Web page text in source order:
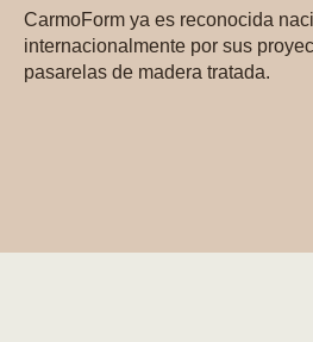
CarmoForm ya es reconocida
internacionalmente por sus
pasarelas de madera tratada.